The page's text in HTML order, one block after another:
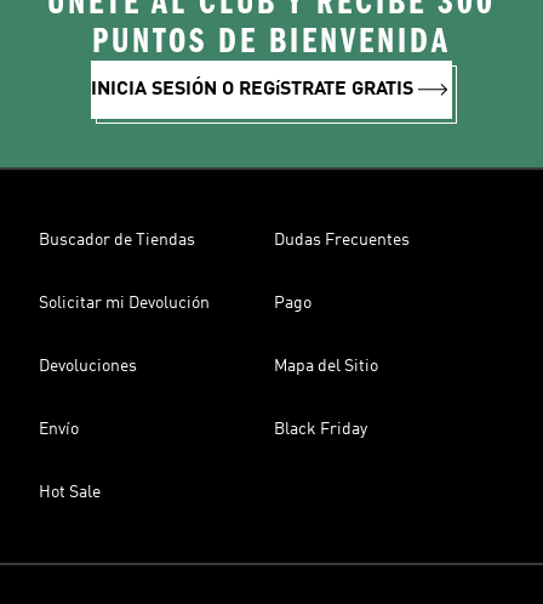
PUNTOS DE BIENVENIDA
INICIA SESIÓN O REGíSTRATE GRATIS
Buscador de Tiendas Dudas Frecuentes
Solicitar mi Devolución Pago
Devoluciones Mapa del Sitio
Envío Black Friday
Hot Sale